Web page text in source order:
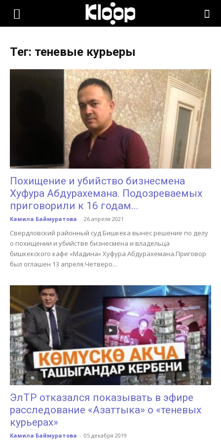
KLOOP.KG
Тег: теневые курьеры
Похищение и убийство бизнесмена
Хуфура Абдурахемана. Подозреваемых
приговорили к 16 годам...
Камила Баймуратова - 26 апреля 2021
Свердловский районный суд Бишкека вынес решение по делу
о похищении и убийстве бизнесмена и владельца
бишкекского кафе «Мадина» Хуфура Абдурахемана.Приговор
был оглашен 13 апреля.Четверо...
ЭлТР отказался показывать в эфире
расследование «Азаттыка» о «теневых
курьерах»
Камила Баймуратова - 05 декабря 2019